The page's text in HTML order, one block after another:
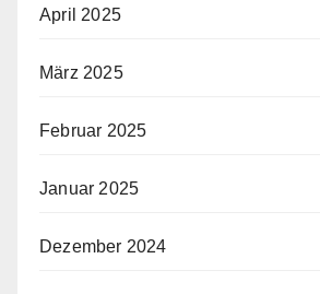
April 2025
März 2025
Februar 2025
Januar 2025
Dezember 2024